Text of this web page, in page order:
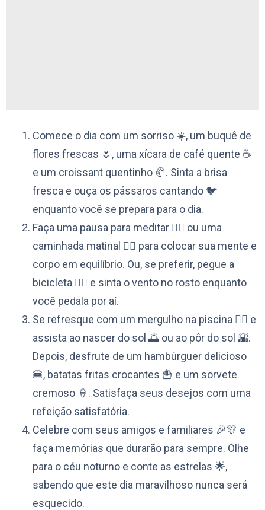
Comece o dia com um sorriso ☀️, um buquê de
flores frescas 🌷, uma xícara de café quente ☕️
e um croissant quentinho 🥐. Sinta a brisa
fresca e ouça os pássaros cantando 🐦
enquanto você se prepara para o dia.
Faça uma pausa para meditar 🧘‍♀️ ou uma
caminhada matinal 🚶‍♀️ para colocar sua mente e
corpo em equilíbrio. Ou, se preferir, pegue a
bicicleta 🚴‍♀️ e sinta o vento no rosto enquanto
você pedala por aí.
Se refresque com um mergulho na piscina 🏊‍♂️ e
assista ao nascer do sol 🌅 ou ao pôr do sol 🌇.
Depois, desfrute de um hambúrguer delicioso
🍔, batatas fritas crocantes 🍟 e um sorvete
cremoso 🍦. Satisfaça seus desejos com uma
refeição satisfatória.
Celebre com seus amigos e familiares 🎉🎊 e
faça memórias que durarão para sempre. Olhe
para o céu noturno e conte as estrelas 🌟,
sabendo que este dia maravilhoso nunca será
esquecido.